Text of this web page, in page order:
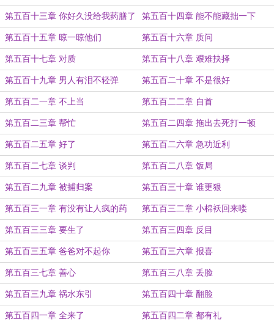
第五百十三章 你好久没给我药膳了 第五百十四章 能不能藏拙一下
第五百十五章 晾一晾他们 第五百十六章 质问
第五百十七章 对质 第五百十八章 艰难抉择
第五百十九章 男人有泪不轻弹 第五百二十章 不是很好
第五百二一章 不上当 第五百二二章 自首
第五百二三章 帮忙 第五百二四章 拖出去死打一顿
第五百二五章 好了 第五百二六章 急功近利
第五百二七章 谈判 第五百二八章 饭局
第五百二九章 被捕归案 第五百三十章 谁更狠
第五百三一章 有没有让人疯的药 第五百三二章 小棉袄回来喽
第五百三三章 要生了 第五百三四章 反目
第五百三五章 爸爸对不起你 第五百三六章 报喜
第五百三七章 善心 第五百三八章 丢脸
第五百三九章 祸水东引 第五百四十章 翻脸
第五百四一章 全来了 第五百四二章 都有礼